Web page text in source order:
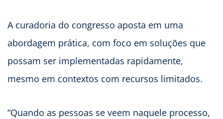
A curadoria do congresso aposta em uma
abordagem prática, com foco em soluções que
possam ser implementadas rapidamente,
mesmo em contextos com recursos limitados.
“Quando as pessoas se veem naquele processo,